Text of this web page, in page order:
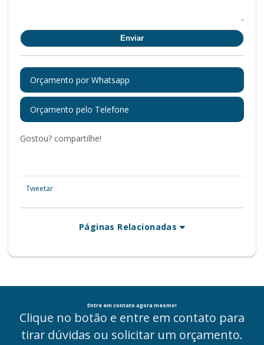
Orçamento por Whatsapp
Orçamento pelo Telefone
Gostou? compartilhe!
Tweetar
Páginas Relacionadas
Entre em contato agora mesmo!
Clique no botão e entre em contato para
tirar dúvidas ou solicitar um orçamento.